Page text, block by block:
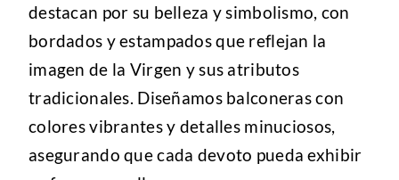
destacan por su belleza y simbolismo, con
bordados y estampados que reflejan la
imagen de la Virgen y sus atributos
tradicionales. Diseñamos balconeras con
colores vibrantes y detalles minuciosos,
asegurando que cada devoto pueda exhibir